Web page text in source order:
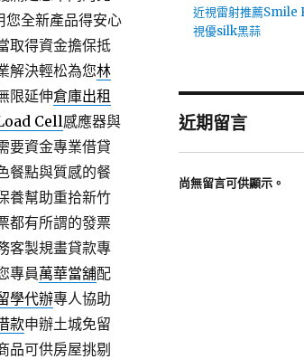
您全新產品得安心
取得資金擔保抵
解決輕松為您林
限延伸倉庫出租
Cell感應器與
要資金專業借貸
餐點與質感的餐
養幫助重拾新竹
都有所謂的發票
客製規畫貸款專
專員萬華當舖配
學代辦專人協助
款申辦土城免留
品可供房屋挑剔
近視雷射推薦Smile
視優silk黑蒜
近期留言
尚無留言可供顯示。